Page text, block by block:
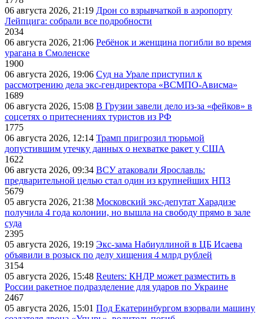
06 августа 2026, 21:19 Дрон со взрывчаткой в аэропорту
Лейпцига: собрали все подробности
2034
06 августа 2026, 21:06 Ребёнок и женщина погибли во время
урагана в Смоленске
1900
06 августа 2026, 19:06 Суд на Урале приступил к
рассмотрению дела экс-гендиректора «ВСМПО-Ависма»
1689
06 августа 2026, 15:08 В Грузии завели дело из-за «фейков» в
соцсетях о притеснениях туристов из РФ
1775
06 августа 2026, 12:14 Трамп пригрозил тюрьмой
допустившим утечку данных о нехватке ракет у США
1622
06 августа 2026, 09:34 ВСУ атаковали Ярославль:
предварительной целью стал один из крупнейших НПЗ
5679
05 августа 2026, 21:38 Московский экс-депутат Харадизе
получила 4 года колонии, но вышла на свободу прямо в зале
суда
2395
05 августа 2026, 19:19 Экс-зама Набиуллиной в ЦБ Исаева
объявили в розыск по делу хищения 4 млрд рублей
3154
05 августа 2026, 15:48 Reuters: КНДР может разместить в
России ракетное подразделение для ударов по Украине
2467
05 августа 2026, 15:01 Под Екатеринбургом взорвали машину